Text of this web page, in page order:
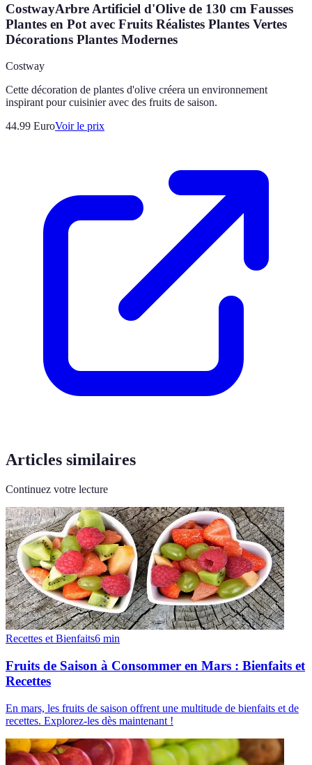
CostwayArbre Artificiel d'Olive de 130 cm Fausses
Plantes en Pot avec Fruits Réalistes Plantes Vertes
Décorations Plantes Modernes
Costway
Cette décoration de plantes d'olive créera un environnement
inspirant pour cuisinier avec des fruits de saison.
44.99 EuroVoir le prix
Articles similaires
Continuez votre lecture
Recettes et Bienfaits6 min
Fruits de Saison à Consommer en Mars : Bienfaits et
Recettes
En mars, les fruits de saison offrent une multitude de bienfaits et de
recettes. Explorez-les dès maintenant !